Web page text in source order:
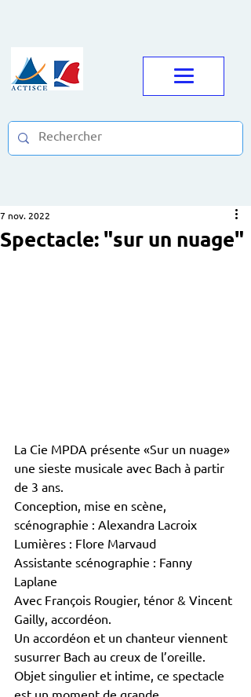
Spectacle: "sur un nuage"
7 nov. 2022
La Cie MPDA présente «Sur un nuage» ​
une sieste musicale avec Bach à partir
de 3 ans.
Conception, mise en scène,
scénographie : Alexandra Lacroix
Lumières : Flore Marvaud
Assistante scénographie : Fanny
Laplane
Avec François Rougier, ténor & Vincent
Gailly, accordéon.
​Un accordéon et un chanteur viennent
susurrer Bach au creux de l’oreille.
Objet singulier et intime, ce spectacle
est un moment de grande